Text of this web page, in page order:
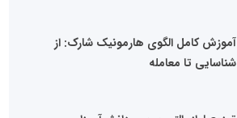
آموزش کامل الگوی هارمونیک شارک: از
شناسایی تا معامله